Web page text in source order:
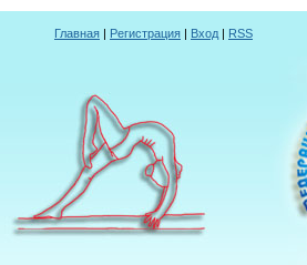
Главная | Регистрация | Вход | RSS